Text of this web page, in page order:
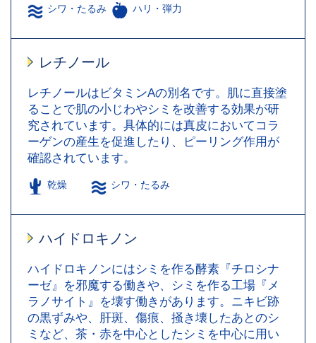
シワ・たるみ ハリ・弾力
レチノール
レチノールはビタミンAの別名です。肌に直接塗
ることで肌の小じわやシミを改善する効果が研
究されています。具体的には真皮においてコラ
ーゲンの産生を促進したり、ピーリング作用が
確認されています。
乾燥 シワ・たるみ
ハイドロキノン
ハイドロキノンにはシミを作る酵素『チロシナ
ーゼ』を邪魔する働きや、シミを作る工場『メ
ラノサイト』を壊す働きがあります。ニキビ跡
の黒ずみや、肝斑、傷痕、掻き壊したあとのシ
ミなど、茶・赤を中心としたシミを中心に用い